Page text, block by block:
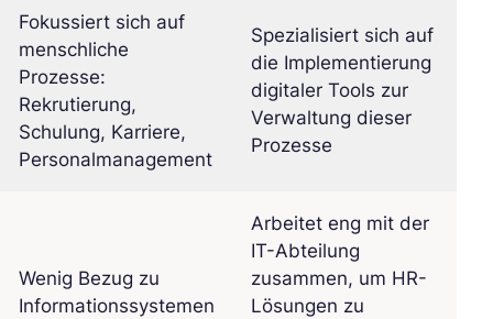
Fokussiert sich auf
menschliche
Prozesse:
Rekrutierung,
Schulung, Karriere,
Personalmanagement
Spezialisiert sich auf
die Implementierung
digitaler Tools zur
Verwaltung dieser
Prozesse
Wenig Bezug zu
Informationssystemen
Arbeitet eng mit der
IT-Abteilung
zusammen, um HR-
Lösungen zu